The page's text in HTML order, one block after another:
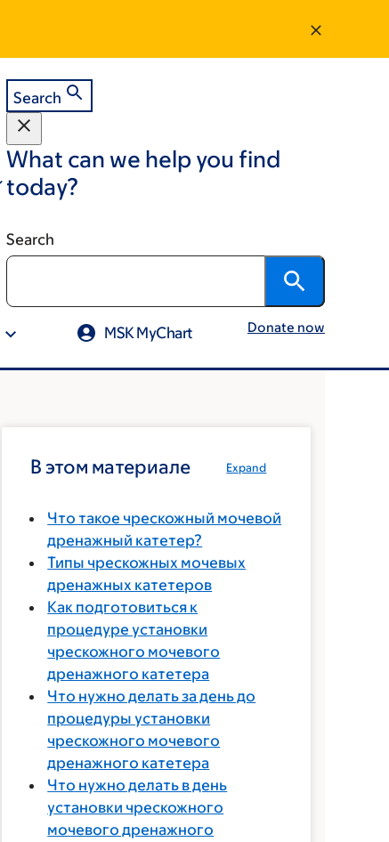
Search
What can we help you find
today?
Search
MSK MyChart Donate now
Expand
В этом материале
Что такое чрескожный мочевой
дренажный катетер?
Типы чрескожных мочевых
дренажных катетеров
Как подготовиться к
процедуре установки
чрескожного мочевого
дренажного катетера
Что нужно делать за день до
процедуры установки
чрескожного мочевого
дренажного катетера
Что нужно делать в день
установки чрескожного
мочевого дренажного